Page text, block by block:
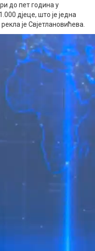
до пет година у
дјеце, што је једна
је Свјетлановићева.